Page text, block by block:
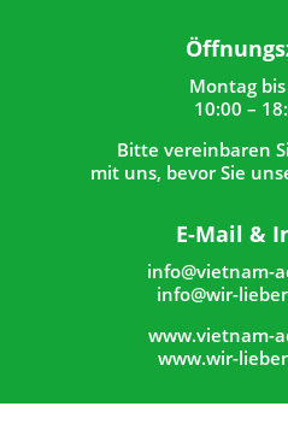
Montag
10:00 –
Bitte vereinbaren
mit uns, bevor Sie
E-Mail &
info@vietnam-
info@wir-
www.vietnam-
www.wir-